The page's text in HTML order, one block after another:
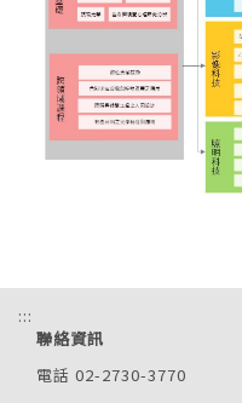
:::
聯絡資訊
電話 02-2730-3770